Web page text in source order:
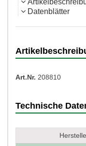
Datenblätter
Art.Nr. 208810
Technische